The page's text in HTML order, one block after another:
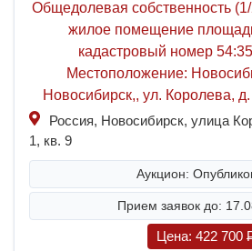
Общедолевая собственность
жилое помещение
кадастровый номер
Местоположение:
Новосибирск,, ул. Королева,
Россия, Новосибирск, улица
1, кв. 9
Аукцион:
Прием заявок до:
Цена: 422 700